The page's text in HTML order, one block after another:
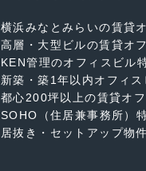
横浜みなとみらいの賃貸
高層・大型ビルの賃貸オ
KEN管理のオフィスビル
新築・築1年以内オフィス
都心200坪以上の賃貸オ
SOHO（住居兼事務所）
居抜き・セットアップ物